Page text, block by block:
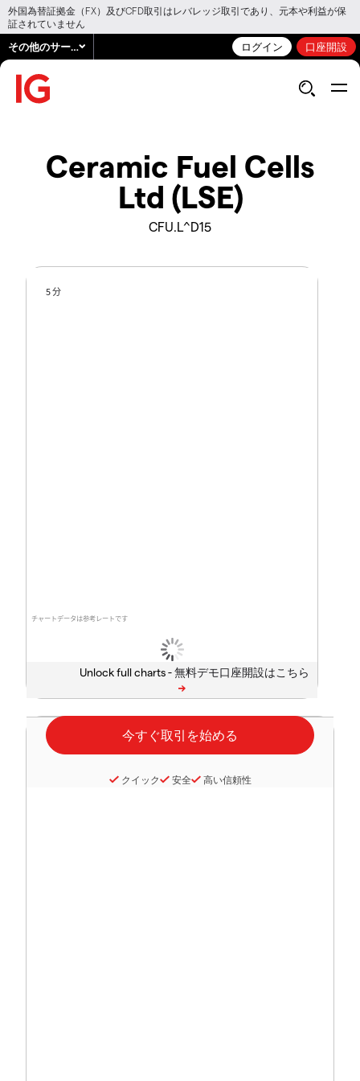
外国為替証拠金（FX）及びCFD取引はレバレッジ取引であり、元本や利益が保
証されていません
その他のサービス ログイン 口座開設
Ceramic Fuel Cells
Ltd (LSE)
CFU.L^D15
チャートデータは参考レートです
5 分
Unlock full charts -
クイック 安全 高い信頼性